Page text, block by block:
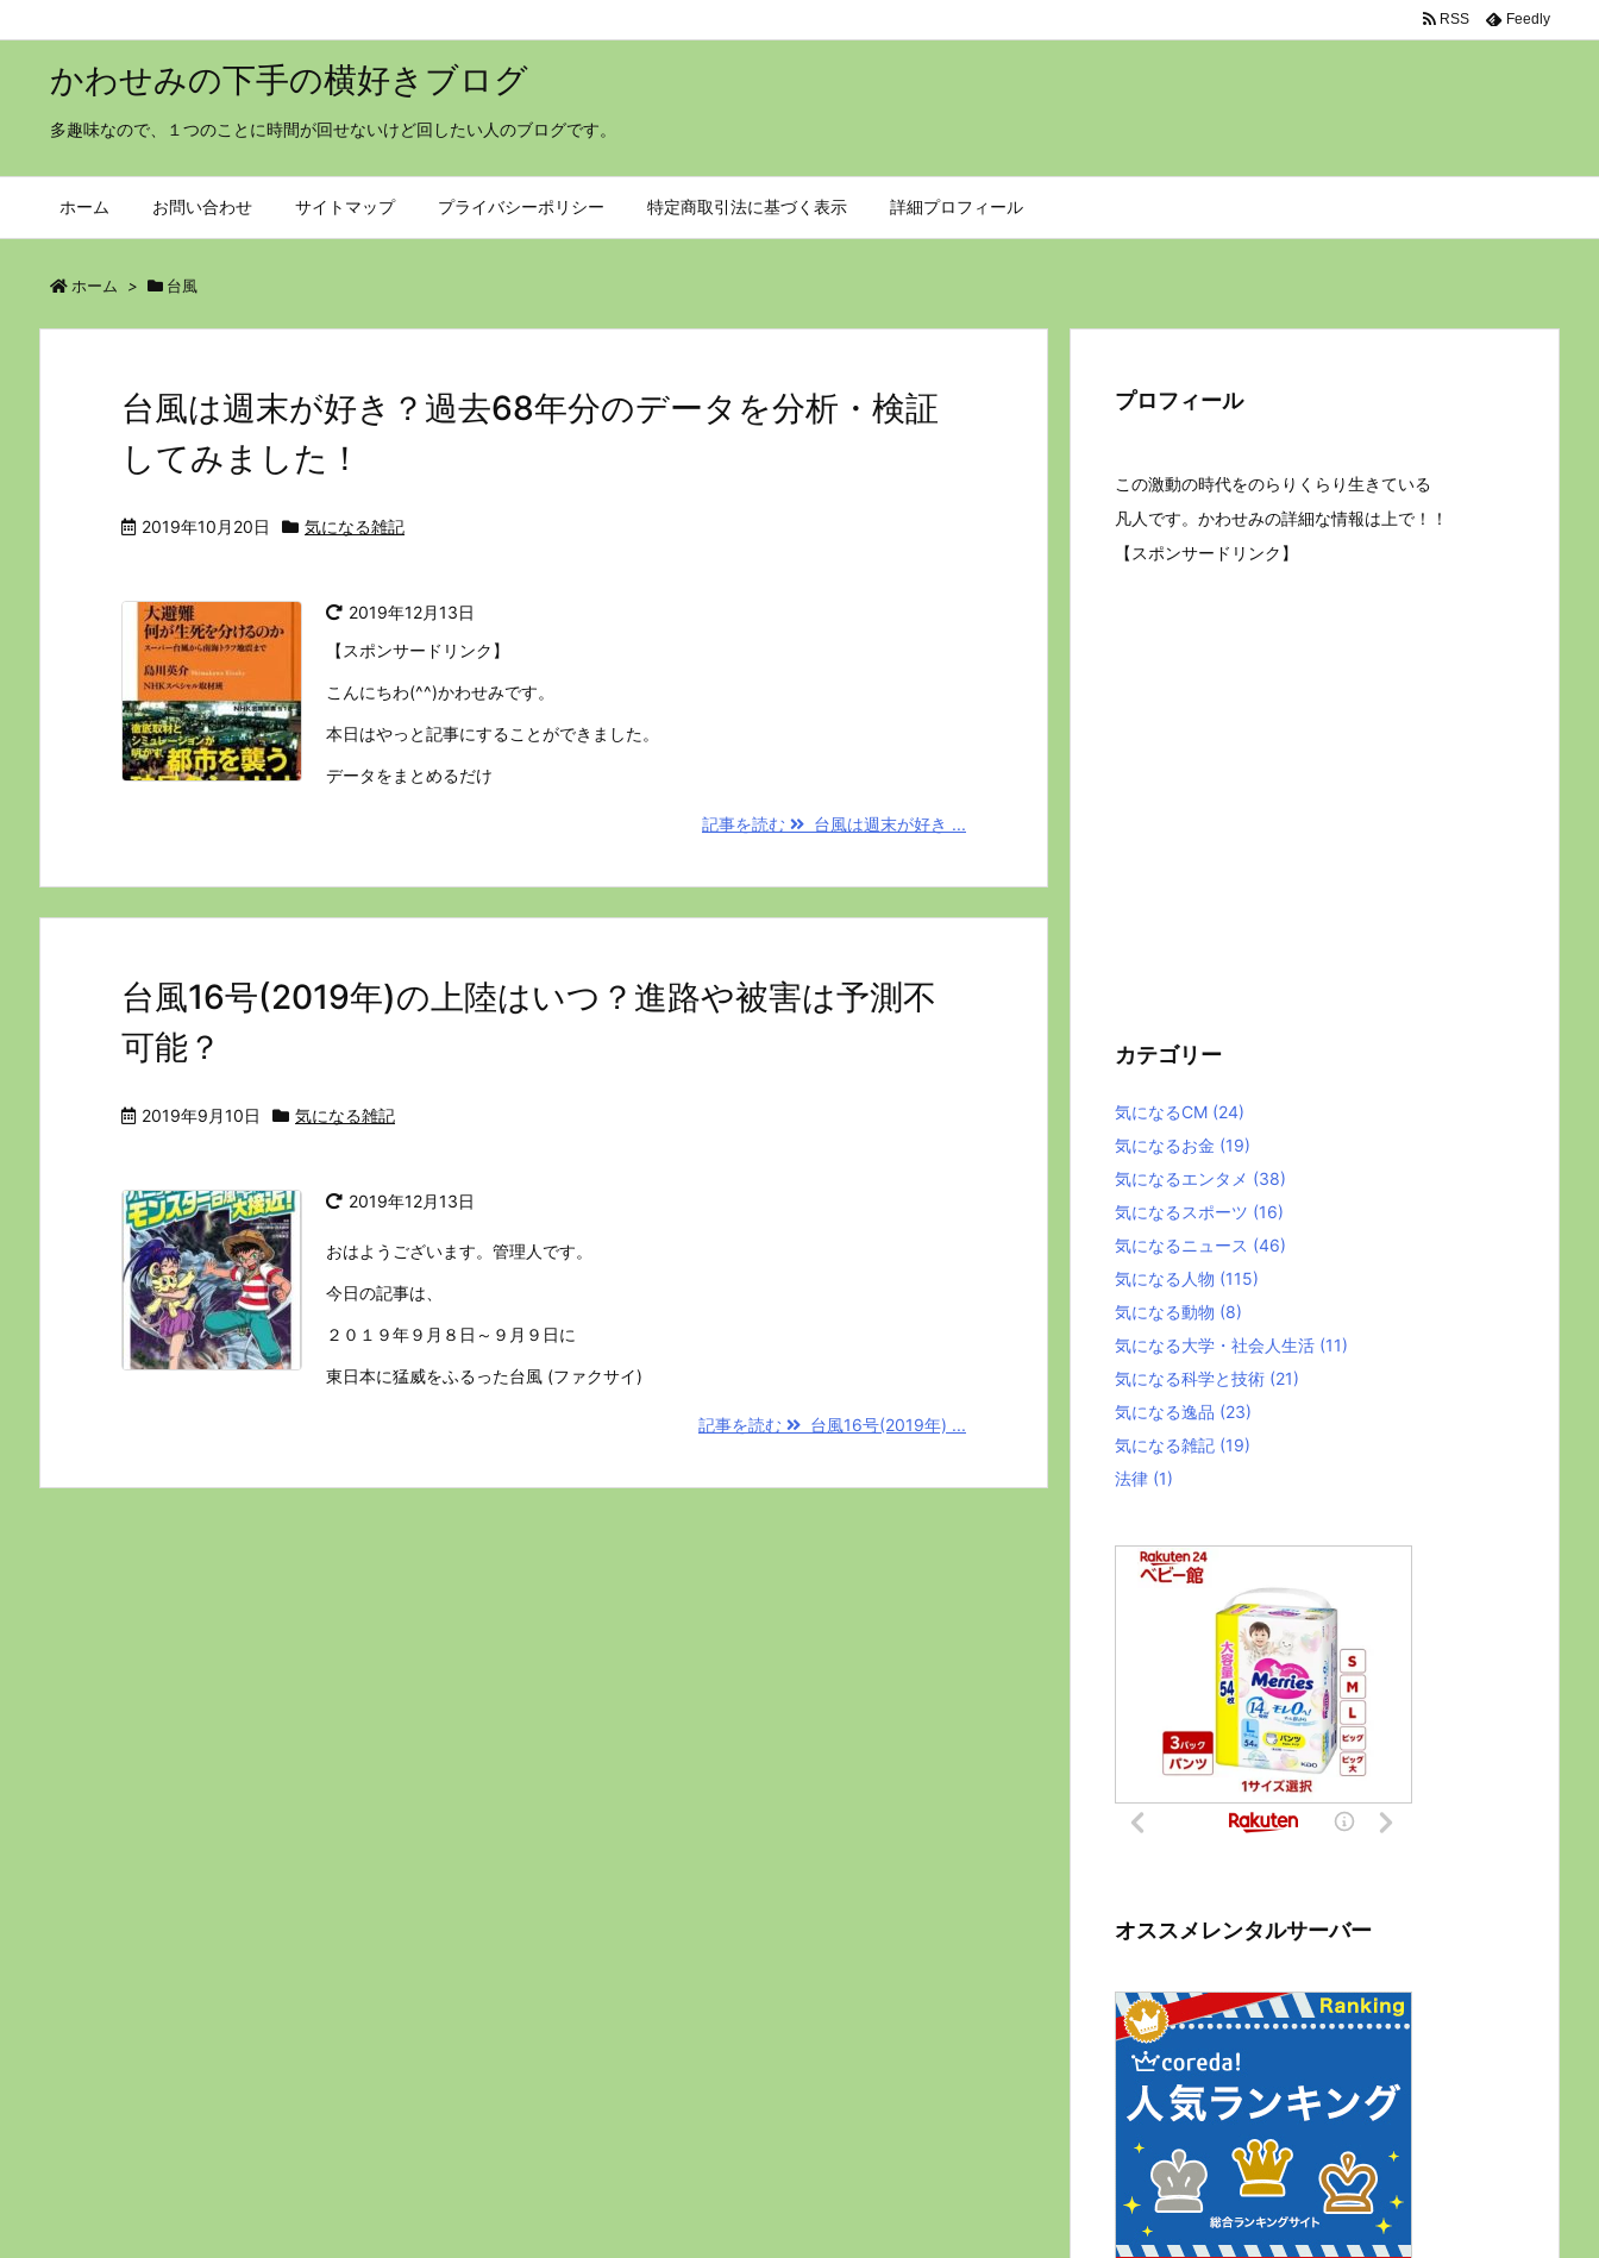
かわせみの下手の横好きブログ
多趣味なので、１つのことに時間が回せないけど回したい人のブログです。
ホーム お問い合わせ サイトマップ プライバシーポリシー 特定商取引法に基づく表示 詳細プロフィール
RSS Feedly
ホーム > 台風
台風は週末が好き？過去68年分のデータを分析・検証
してみました！
2019年10月20日 気になる雑記
2019年12月13日
【スポンサードリンク】
こんにちわ(^^)かわせみです。
本日はやっと記事にすることができました。
データをまとめるだけ
記事を読む 台風は週末が好き ...
台風16号(2019年)の上陸はいつ？進路や被害は予測不
可能？
2019年9月10日 気になる雑記
2019年12月13日
おはようございます。管理人です。
今日の記事は、
２０１９年９月８日～９月９日に
東日本に猛威をふるった台風 (ファクサイ)
記事を読む 台風16号(2019年) ...
プロフィール
この激動の時代をのらりくらり生きている
凡人です。かわせみの詳細な情報は上で！！
【スポンサードリンク】
カテゴリー
気になるCM (24)
気になるお金 (19)
気になるエンタメ (38)
気になるスポーツ (16)
気になるニュース (46)
気になる人物 (115)
気になる動物 (8)
気になる大学・社会人生活 (11)
気になる科学と技術 (21)
気になる逸品 (23)
気になる雑記 (19)
法律 (1)
オススメレンタルサーバー